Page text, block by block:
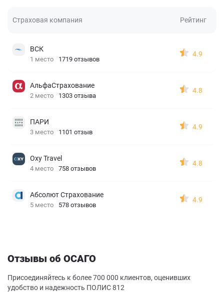
Страховая компания Рейтинг
ВСК
1 место 1719 отзывов
4.9
АльфаСтрахование
2 место 1303 отзыва
4.8
ПАРИ
3 место 1101 отзыв
4.9
Oxy Travel
4 место 758 отзывов
4.8
Абсолют Страхование
5 место 578 отзывов
4.9
Отзывы об ОСАГО
Присоединяйтесь к более 700 000 клиентов, оценивших
удобство и надежность ПОЛИС 812